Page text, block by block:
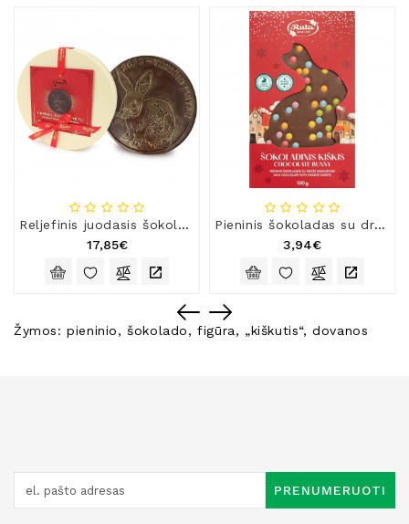
Reljefinis juodasis šokoladas (55 %) „Triušio metai“
17,85€
Pieninis šokoladas su dražė „Šokoladinis kiškis“
3,94€
Žymos:pieninio,šokolado,figūra, „kiškutis“,dovanos
PRENUMERUOTI